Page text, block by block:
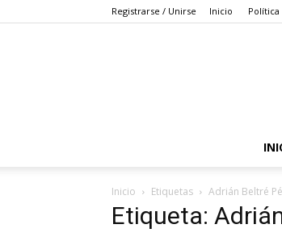
Registrarse / Unirse Inicio
Inicio Etiquetas Adrián Beltré
Etiqueta: